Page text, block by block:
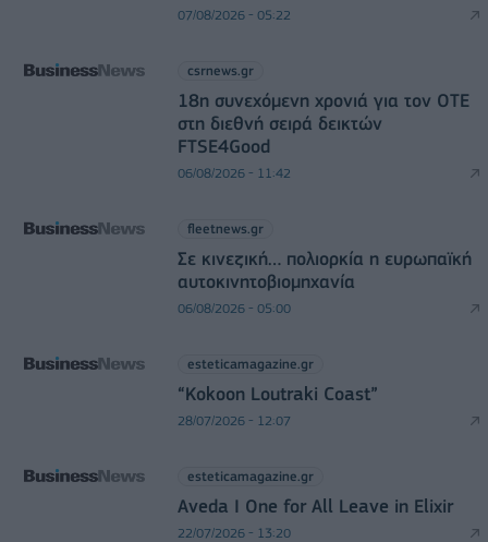
07/08/2026 - 05:22
csrnews.gr
18η συνεχόμενη χρονιά για τον ΟΤΕ
στη διεθνή σειρά δεικτών
FTSE4Good
06/08/2026 - 11:42
fleetnews.gr
Σε κινεζική… πολιορκία η ευρωπαϊκή
αυτοκινητοβιομηχανία
06/08/2026 - 05:00
esteticamagazine.gr
“Kokoon Loutraki Coast”
28/07/2026 - 12:07
esteticamagazine.gr
Aveda I One for All Leave in Elixir
22/07/2026 - 13:20